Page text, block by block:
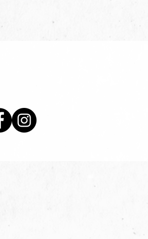
價格
$80.00